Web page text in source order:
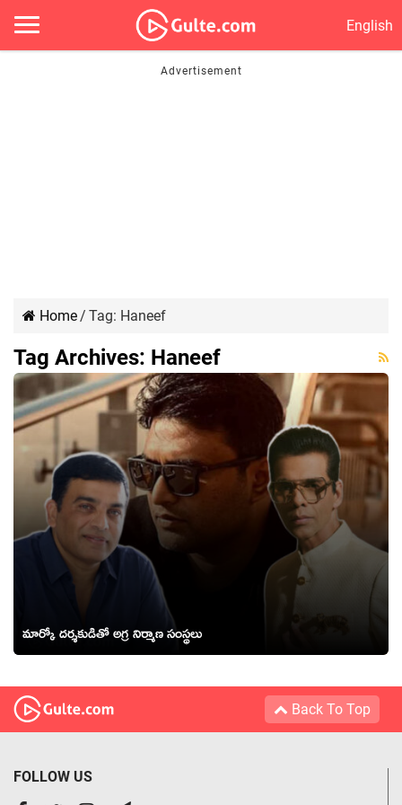
English
Home/ Tag: Haneef
Tag Archives: Haneef
మార్కో దర్శకుడితో అగ్ర నిర్మాణ సంస్థలు
Back To Top
FOLLOW US